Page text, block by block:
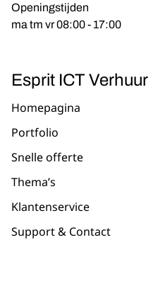
Openingstijden
ma tm vr 08:00 - 17:00
Esprit ICT Verhuur
Homepagina
Portfolio
Snelle offerte
Thema’s
Klantenservice
Support & Contact